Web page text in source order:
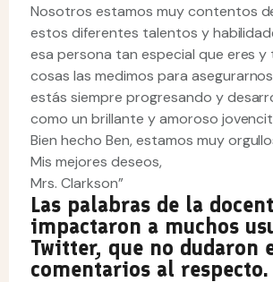
Nosotros estamos muy contentos
estos diferentes talentos y
esa persona tan especial que eres
cosas las medimos para
estás siempre progresando y
como un brillante y amoroso
Bien hecho Ben, estamos muy
Mis mejores deseos,
Mrs. Clarkson”
Las palabras de la
impactaron a muchos
Twitter, que no dudaron
comentarios al respecto.